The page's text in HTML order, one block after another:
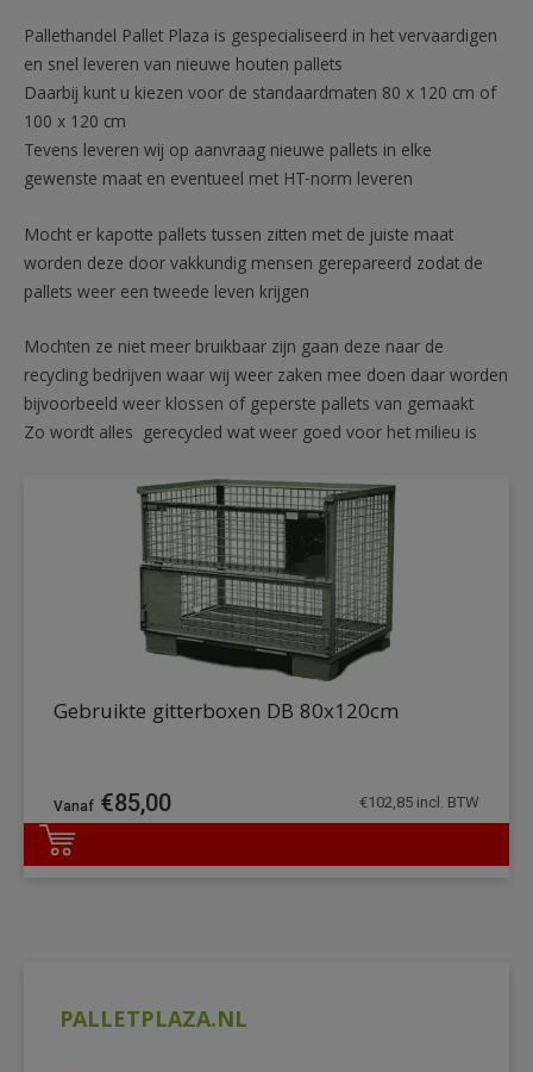
PALLETPLAZA.NL
Pallethandel Pallet Plaza is gespecialiseerd in het vervaardigen
en snel leveren van nieuwe houten pallets
Daarbij kunt u kiezen voor de standaardmaten 80 x 120 cm of
100 x 120 cm
Tevens leveren wij op aanvraag nieuwe pallets in elke
gewenste maat en eventueel met HT-norm leveren
Mocht er kapotte pallets tussen zitten met de juiste maat
worden deze door vakkundig mensen gerepareerd zodat de
pallets weer een tweede leven krijgen
Mochten ze niet meer bruikbaar zijn gaan deze naar de
recycling bedrijven waar wij weer zaken mee doen daar worden
bijvoorbeeld weer klossen of geperste pallets van gemaakt
Zo wordt alles gerecycled wat weer goed voor het milieu is
DETAILS
Gebruikte gitterboxen DB 80x120cm
€85,00 €102,85 incl. BTW